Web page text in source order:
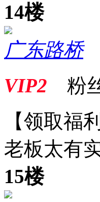
14楼
广东路桥
VIP2 粉
【领取福利
老板太有
15楼